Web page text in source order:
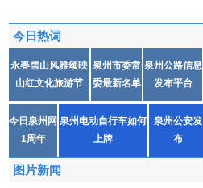
今日热词
永春雪山风雅颂映
山红文化旅游节
泉州市委常
委最新名单
泉州公路信息
发布平台
今日泉州网
1周年
泉州电动自行车如何
上牌
泉州公安发
布
图片新闻